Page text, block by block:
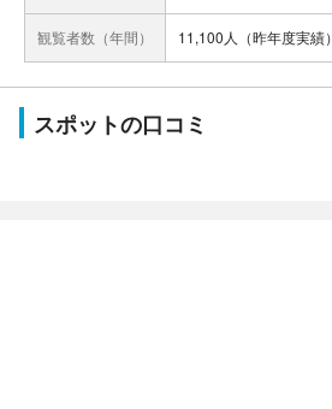
観覧者数（年間） 11,100人（昨年度実績）
スポットの口コミ